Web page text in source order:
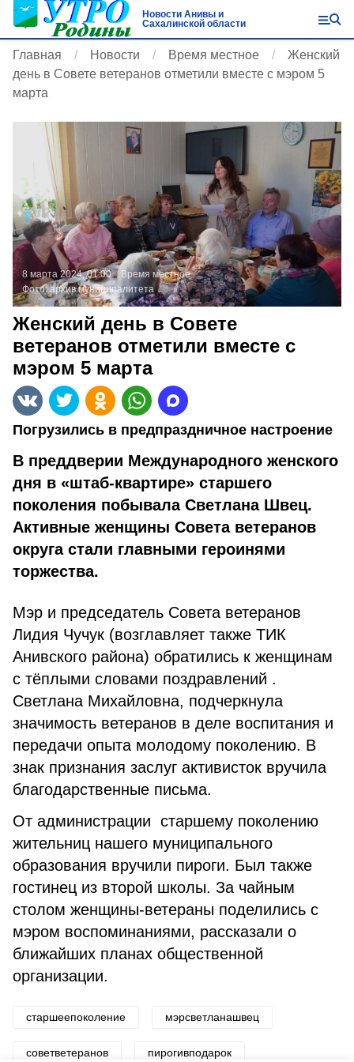
Новости Анивы и
Сахалинской области
Главная Новости Время местное
Женский
день в Совете ветеранов отметили вместе с мэром 5
марта
8 марта 2024, 01:00
Время местное
Фото:архив муниципалитета
Женский день в Совете
ветеранов отметили вместе с
мэром 5 марта
Погрузились в предпраздничное настроение
В преддверии Международного женского
дня в «штаб-квартире» старшего
поколения побывала Светлана Швец.
Активные женщины Совета ветеранов
округа стали главными героинями
торжества.
Мэр и председатель Совета ветеранов
Лидия Чучук (возглавляет также ТИК
Анивского района) обратились к женщинам
с тёплыми словами поздравлений .
Светлана Михайловна, подчеркнула
значимость ветеранов в деле воспитания и
передачи опыта молодому поколению. В
знак признания заслуг активисток вручила
благодарственные письма.
От администрации старшему поколению
жительниц нашего муниципального
образования вручили пироги. Был также
гостинец из второй школы. За чайным
столом женщины-ветераны поделились с
мэром воспоминаниями, рассказали о
ближайших планах общественной
организации.
старшеепоколение мэрсветланашвец
советветеранов пирогивподарок